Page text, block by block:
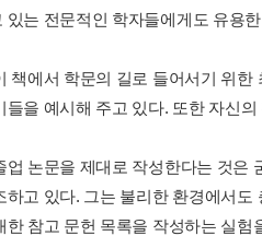
있는 전문적인 학자들에게도 유용
책에서 학문의 길로 들어서기 위
들을 예시해 주고 있다. 또한 자신
업 논문을 제대로 작성한다는 것은
하고 있다. 그는 불리한 환경에서
한 참고 문헌 목록을 작성하는 실험